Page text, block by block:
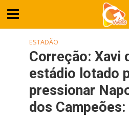
ESTADÃO
Correção: Xavi
estádio lotado
pressionar
dos